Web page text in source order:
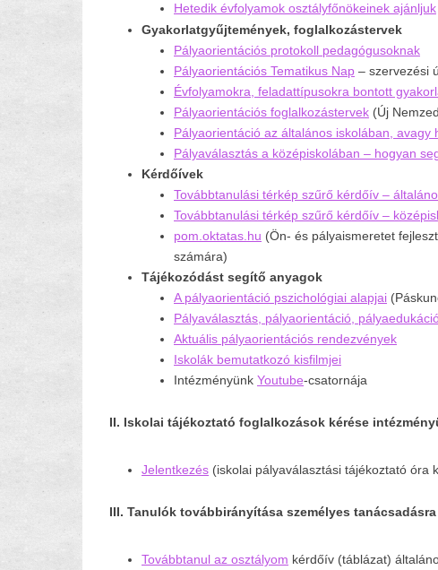
Hetedik évfolyamok osztályfőnökeinek ajánljuk
Gyakorlatgyűjtemények, foglalkozástervek
Pályaorientációs protokoll pedagógusoknak
Pályaorientációs Tematikus Nap – szervezési
Évfolyamokra, feladattípusokra bontott
Pályaorientációs foglalkozástervek (Új
Pályaorientáció az általános iskolában,
Pályaválasztás a középiskolában – hogyan
Kérdőívek
Továbbtanulási térkép szűrő kérdőív –
Továbbtanulási térkép szűrő kérdőív –
pom.oktatas.hu (Ön- és pályaismeretet
számára)
Tájékozódást segítő anyagok
A pályaorientáció pszichológiai alapjai
Pályaválasztás, pályaorientáció,
Aktuális pályaorientációs rendezvények
Iskolák bemutatkozó kisfilmjei
Intézményünk Youtube-csatornája
II. Iskolai tájékoztató foglalkozások kérése
Jelentkezés (iskolai pályaválasztási tájékoztató óra
III. Tanulók továbbirányítása személyes tanácsadásra
Továbbtanul az osztályom kérdőív (táblázat)